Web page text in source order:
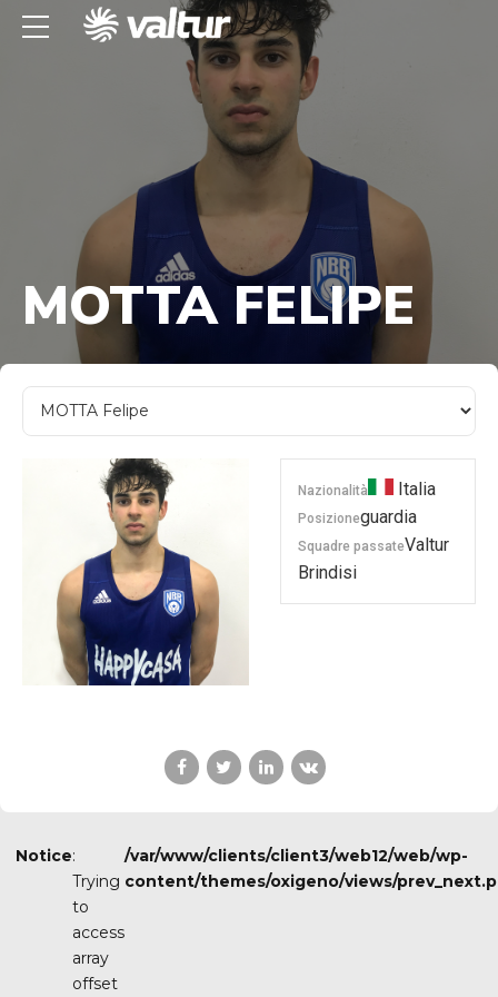
MOTTA FELIPE
Nazionalità Italia
Posizioneguardia
Squadre passateValtur
Brindisi
PREVIOUS
Notice:
Trying
to
access
array
offset
/var/www/clients/client3/web12/web/wp-
content/themes/oxigeno/views/